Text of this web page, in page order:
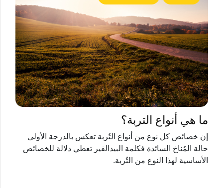
ما هي أنواع التربة؟
إن خصائص كل نوع من أنواع التُربة تعكس بالدرجة الأولى
حالة المُناخ السائدة فكلمة البيدالفير تعطي دلالة للخصائص
الأساسية لهذا النوع من التُربة.